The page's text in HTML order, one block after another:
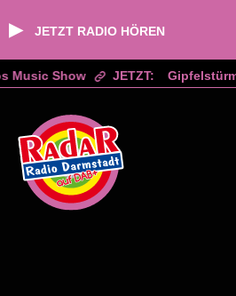
▶ JETZT RADIO HÖREN
Show JETZT: Gipfelstürmer
springen